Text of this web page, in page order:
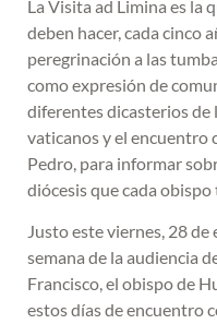
La Visita ad Limina es la
deben hacer, cada cinco
peregrinación a las
como expresión de
diferentes dicasterios de
vaticanos y el encuentro
Pedro, para informar
diócesis que cada
Justo este viernes, 28 de
semana de la audiencia
Francisco, el obispo de
estos días de encuentro